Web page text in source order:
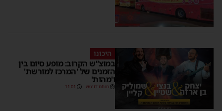
היכונו
במוצ”ש הקרוב: מופע סיום בין
הזמנים של 'המרכז למורשת'
ו'מהות'
מנחם דויטש 11:01